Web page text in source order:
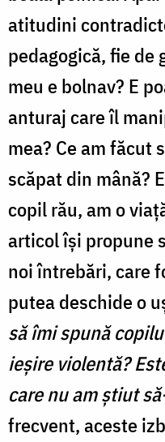
atitudini
pedagogică, fie de
meu e bolnav? E
anturaj care îl
mea? Ce am făcut
scăpat din mână?
copil rău, am o
articol îşi propune
noi întrebări, care
putea deschide o
să îmi spună
ieşire violentă?
care nu am ştiut
frecvent, aceste